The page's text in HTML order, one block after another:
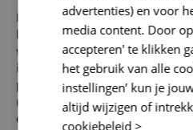
Ben je al jaren actief in de
bestaand F‑gassen certificaat
waarschijnlijk veel in de oude
in een overgangsperiode geldig,
praktijk verandert: meer
nadruk op veiligheid, meer
efficiëntie. Met eenversnelde A1
advertenties) en voor
media content. Door
accepteren' te klikken
het gebruik van alle
instellingen’ kun je
altijd wijzigen of
cookiebeleid >